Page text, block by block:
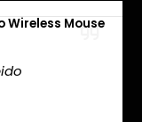
Wireless Mouse